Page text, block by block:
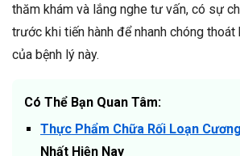
thăm khám và lắng nghe tư vấn, có sự
trước khi tiến hành để nhanh chóng thoát
của bệnh lý này.
Có Thể Bạn Quan Tâm:
Thực Phẩm Chữa Rối Loạn
Nhất Hiện Nay